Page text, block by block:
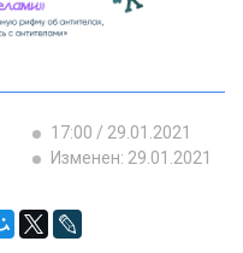
17:00 / 29.01.2021
Изменен: 29.01.2021